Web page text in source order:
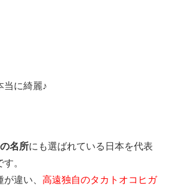
当に綺麗♪
名所にも選ばれている日本を代表
。
違い、 高遠独自のタカトオコヒガ